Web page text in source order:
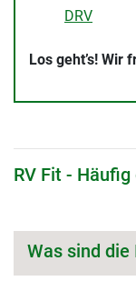
DRV
Los geht’s! Wir
RV Fit -
Was sind die